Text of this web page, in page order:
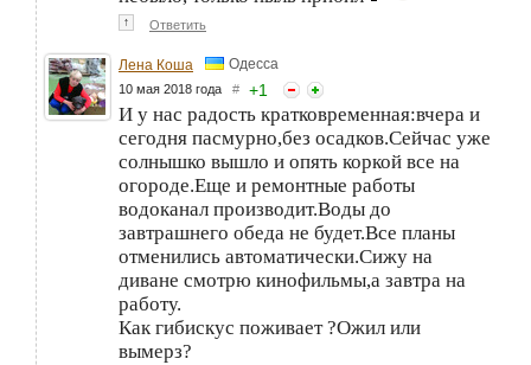
↑ Ответить
Лена Коша Одесса
10 мая 2018 года # +1
И у нас радость кратковременная:вчера и
сегодня пасмурно,без осадков.Сейчас уже
солнышко вышло и опять коркой все на
огороде.Еще и ремонтные работы
водоканал производит.Воды до
завтрашнего обеда не будет.Все планы
отменились автоматически.Сижу на
диване смотрю кинофильмы,а завтра на
работу.
Как гибискус поживает ?Ожил или
вымерз?